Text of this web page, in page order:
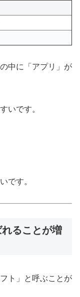
中に「アプリ」が
いです。
です。
ることが増
ト」と呼ぶことが